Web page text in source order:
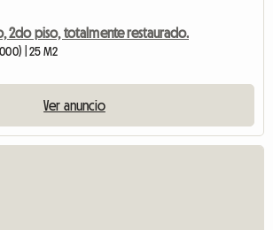
2do piso, totalmente restaurado.
| 25 M2
Ver anuncio